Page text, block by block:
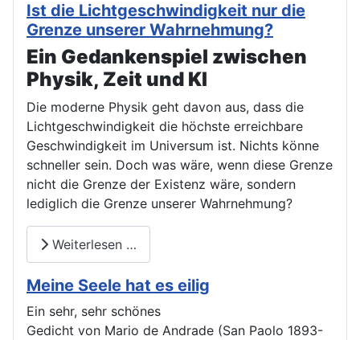
Ist die Lichtgeschwindigkeit nur die
Grenze unserer Wahrnehmung?
Ein Gedankenspiel zwischen
Physik, Zeit und KI
Die moderne Physik geht davon aus, dass die
Lichtgeschwindigkeit die höchste erreichbare
Geschwindigkeit im Universum ist. Nichts könne
schneller sein. Doch was wäre, wenn diese Grenze
nicht die Grenze der Existenz wäre, sondern
lediglich die Grenze unserer Wahrnehmung?
Weiterlesen …
Meine Seele hat es eilig
Ein sehr, sehr schönes
Gedicht von Mario de Andrade (San Paolo 1893-